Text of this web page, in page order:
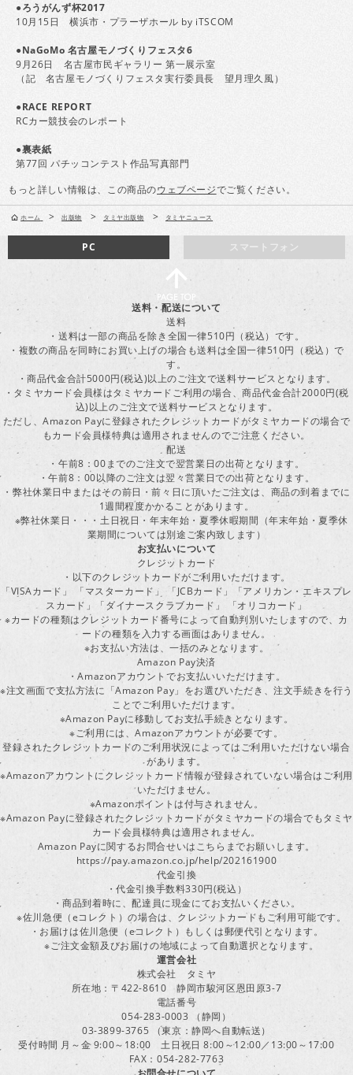
●ろうがんず杯2017
10月15日 横浜市・プラーザホール by iTSCOM
●NaGoMo 名古屋モノづくりフェスタ6
9月26日 名古屋市民ギャラリー 第一展示室
（記 名古屋モノづくりフェスタ実行委員長 望月理久風）
●RACE REPORT
RCカー競技会のレポート
●裏表紙
第77回 パチッコンテスト作品写真部門
もっと詳しい情報は、この商品のウェブページでご覧ください。
ホーム > 出版物 > タミヤ出版物 > タミヤニュース
スマートフォン
PC
送料・配送について
送料
・送料は一部の商品を除き全国一律510円（税込）です。
・複数の商品を同時にお買い上げの場合も送料は全国一律510円（税込）で
す。
・商品代金合計5000円(税込)以上のご注文で送料サービスとなります。
・タミヤカード会員様はタミヤカードご利用の場合、商品代金合計2000円(税
込)以上のご注文で送料サービスとなります。
ただし、Amazon Payに登録されたクレジットカードがタミヤカードの場合で
もカード会員様特典は適用されませんのでご注意ください。
配送
・午前8：00までのご注文で翌営業日の出荷となります。
・午前8：00以降のご注文は翌々営業日での出荷となります。
・弊社休業日中またはその前日・前々日に頂いたご注文は、商品の到着までに
1週間程度かかることがあります。
※弊社休業日・・・土日祝日・年末年始・夏季休暇期間（年末年始・夏季休
業期間については別途ご案内致します）
お支払いについて
クレジットカード
・以下のクレジットカードがご利用いただけます。
「VISAカード」 「マスターカード」 「JCBカード」「アメリカン・エキスプレ
スカード」「ダイナースクラブカード」 「オリコカード」
※カードの種類はクレジットカード番号によって自動判別いたしますので、カ
ードの種類を入力する画面はありません。
※お支払い方法は、一括のみとなります。
Amazon Pay決済
・Amazonアカウントでお支払いいただけます。
※注文画面で支払方法に「Amazon Pay」をお選びいただき、注文手続きを行う
ことでご利用いただけます。
※Amazon Payに移動してお支払手続きとなります。
※ご利用には、Amazonアカウントが必要です。
登録されたクレジットカードのご利用状況によってはご利用いただけない場合
があります。
※Amazonアカウントにクレジットカード情報が登録されていない場合はご利用
いただけません。
※Amazonポイントは付与されません。
※Amazon Payに登録されたクレジットカードがタミヤカードの場合でもタミヤ
カード会員様特典は適用されません。
Amazon Payに関するお問合せいはこちらまでお願いします。
https://pay.amazon.co.jp/help/202161900
代金引換
・代金引換手数料330円(税込）
・商品到着時に、配達員に現金にてお支払いください。
※佐川急便（eコレクト）の場合は、クレジットカードもご利用可能です。
・お届けは佐川急便（eコレクト）もしくは郵便代引となります。
※ご注文金額及びお届けの地域によって自動選択となります。
運営会社
株式会社 タミヤ
所在地：〒422-8610 静岡市駿河区恩田原3-7
電話番号
054-283-0003 （静岡）
03-3899-3765 （東京：静岡へ自動転送）
受付時間 月～金 9:00～18:00 土日祝日 8:00～12:00／13:00～17:00
FAX：054-282-7763